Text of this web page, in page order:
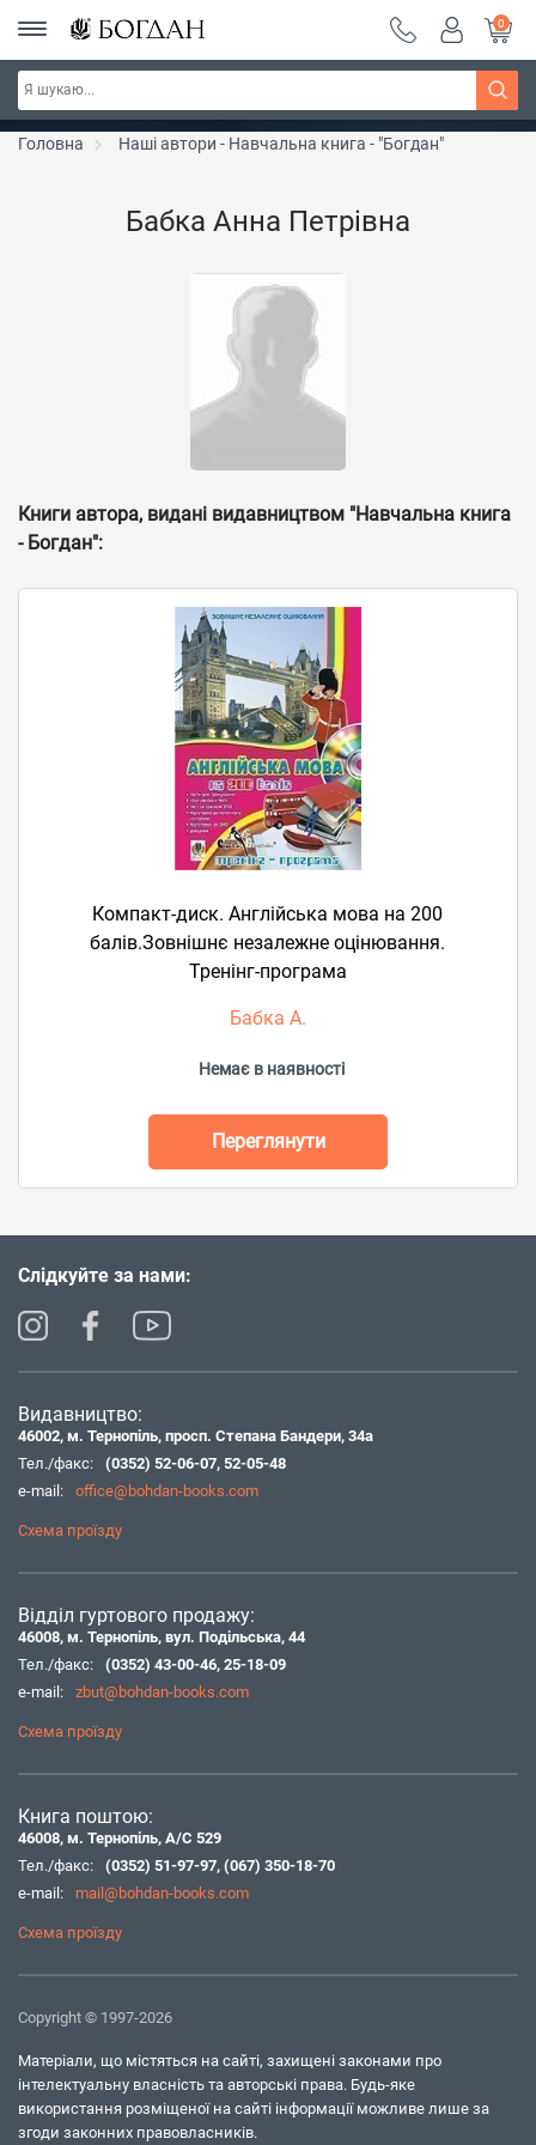
РОЗПРОДАЖ ~ 150 грн ~ 200 грн ~ 250 грн ~
300 грн ~ РОЗПРОДАЖ
Дізнатись більше
0
Головна Наші автори - Навчальна книга - "Богдан"
Бабка Анна Петрівна
Книги автора, видані видавництвом "Навчальна книга
- Богдан":
Компакт-диск. Англійська мова на 200
балів.Зовнішнє незалежне оцінювання.
Тренінг-програма
Бабка А.
Немає в наявності
Переглянути
Слідкуйте за нами:
Видавництво:
46002, м. Тернопіль, просп. Степана Бандери, 34а
Тел./факс:
(0352) 52-06-07, 52-05-48
e-mail:
office@bohdan-books.com
Схема проїзду
Відділ гуртового продажу:
46008, м. Тернопіль, вул. Подільська, 44
Тел./факс:
(0352) 43-00-46, 25-18-09
e-mail:
zbut@bohdan-books.com
Схема проїзду
Книга поштою:
46008, м. Тернопіль, А/С 529
Тел./факс:
(0352) 51-97-97, (067) 350-18-70
e-mail:
mail@bohdan-books.com
Схема проїзду
Copyright © 1997-2026
Матеріали, що містяться на сайті, захищені законами про
інтелектуальну власність та авторські права. Будь-яке
використання розміщеної на сайті інформації можливе лише за
згоди законних правовласників.